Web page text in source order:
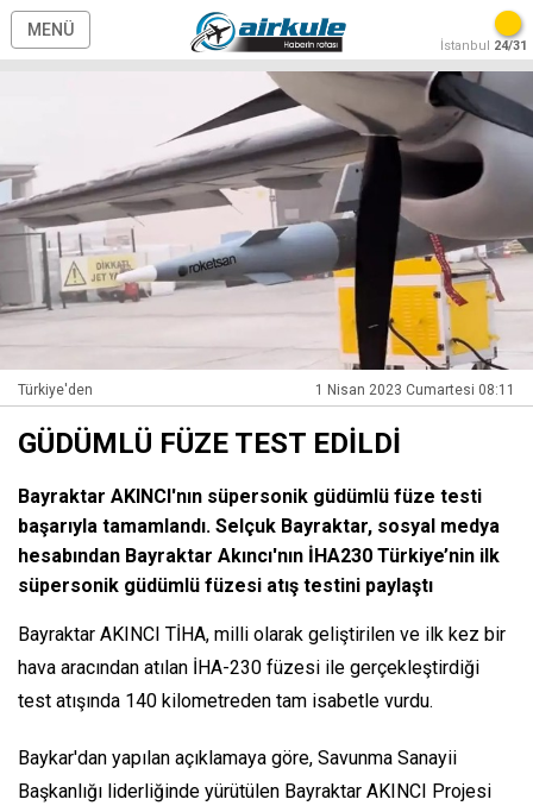
MENÜ
İstanbul 24/31
Türkiye'den 1 Nisan 2023 Cumartesi 08:11
GÜDÜMLÜ FÜZE TEST EDİLDİ
Bayraktar AKINCI'nın süpersonik güdümlü füze testi
başarıyla tamamlandı. Selçuk Bayraktar, sosyal medya
hesabından Bayraktar Akıncı'nın İHA230 Türkiye’nin ilk
süpersonik güdümlü füzesi atış testini paylaştı
Bayraktar AKINCI TİHA, milli olarak geliştirilen ve ilk kez bir
hava aracından atılan İHA-230 füzesi ile gerçekleştirdiği
test atışında 140 kilometreden tam isabetle vurdu.
Baykar'dan yapılan açıklamaya göre, Savunma Sanayii
Başkanlığı liderliğinde yürütülen Bayraktar AKINCI Projesi